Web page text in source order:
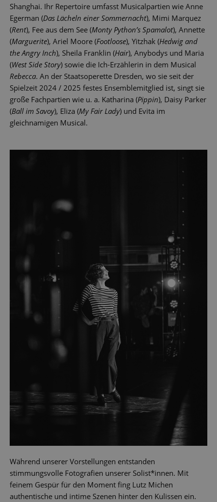
Shanghai. Ihr Repertoire umfasst Musicalpartien wie Anne
Egerman (Das Lächeln einer Sommernacht), Mimi Marquez
(Rent), Fee aus dem See (Monty Python’s Spamalot), Annette
(Marguerite), Ariel Moore (Footloose), Yitzhak (Hedwig and
the Angry Inch), Sheila Franklin (Hair), Anybodys und Maria
(West Side Story) sowie die Ich-Erzählerin in dem Musical
Rebecca. An der Staatsoperette Dresden, wo sie seit der
Spielzeit 2024 / 2025 festes Ensemblemitglied ist, singt sie
große Fachpartien wie u. a. Katharina (Pippin), Daisy Parker
(Ball im Savoy), Eliza (My Fair Lady) und Evita im
gleichnamigen Musical.
Während unserer Vorstellungen entstanden
stimmungsvolle Fotografien unserer Solist*innen. Mit
feinem Gespür für den Moment fing Lutz Michen
authentische und intime Szenen hinter den Kulissen ein.